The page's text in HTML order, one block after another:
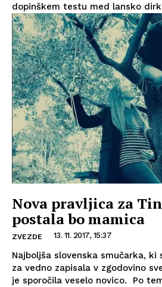
dopinškem testu med lansko
Nova pravljica za
postala bo mamica
ZVEZDE 13. 11. 2017, 15:37
Najboljša slovenska smučarka, ki
za vedno zapisala v zgodovino
je sporočila veselo novico. Po